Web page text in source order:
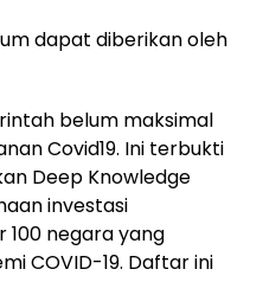
dapat diberikan oleh
belum maksimal
Covid19. Ini terbukti
Deep Knowledge
investasi
negara yang
COVID-19. Daftar ini